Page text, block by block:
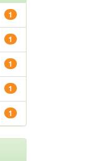
1
1
1
1
1